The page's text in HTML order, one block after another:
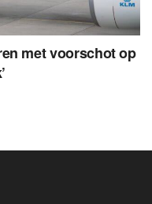
met voorschot op